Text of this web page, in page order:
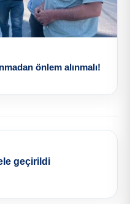
önlem alınmalı!
geçirildi